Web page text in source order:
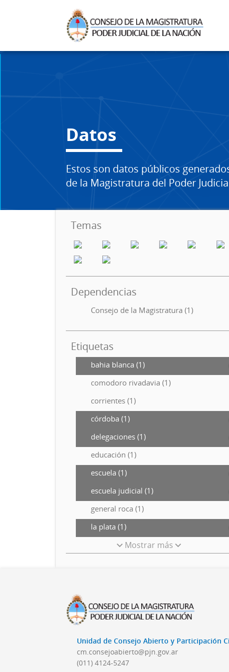
Datos
Estos son datos públicos
de la Magistratura del Poder
Temas
Dependencias
Consejo de la Magistratura (1)
Etiquetas
bahia blanca (1)
comodoro rivadavia (1)
corrientes (1)
córdoba (1)
delegaciones (1)
educación (1)
escuela (1)
escuela judicial (1)
general roca (1)
la plata (1)
Mostrar más
Unidad de Consejo Abierto y Participación
cm.consejoabierto@pjn.gov.ar
(011) 4124-5247